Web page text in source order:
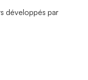
développés par